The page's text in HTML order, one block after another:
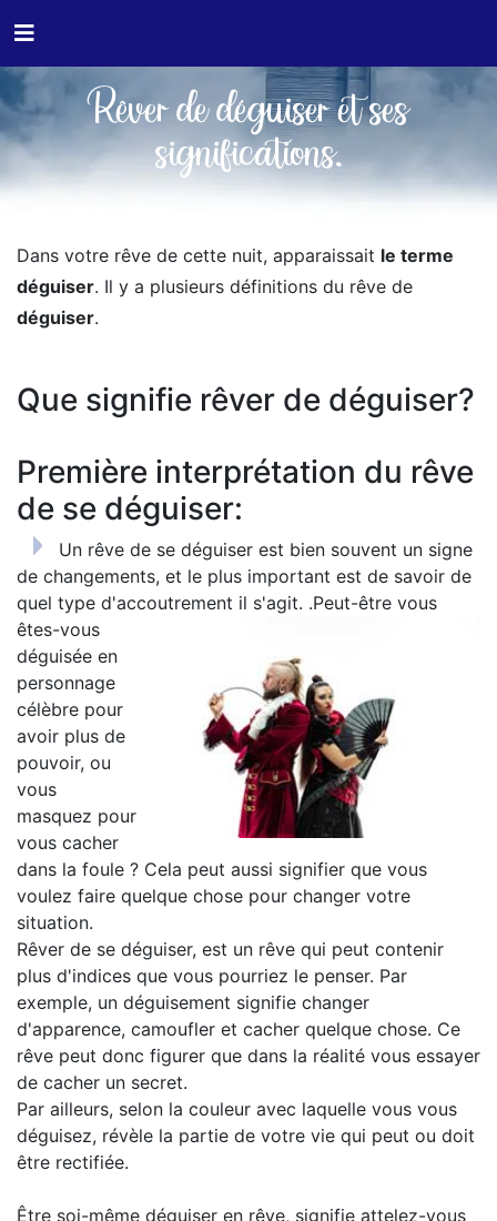
Rêver de déguiser et ses
significations.
Dans votre rêve de cette nuit, apparaissait le terme
déguiser. Il y a plusieurs définitions du rêve de
déguiser.
Que signifie rêver de déguiser?
Première interprétation du rêve
de se déguiser:
Un rêve de se déguiser est bien souvent un signe
de changements, et le plus important est de savoir de
quel type d'accoutrement il s'agit. .Peut-être vous
êtes-vous
déguisée en
personnage
célèbre pour
avoir plus de
pouvoir, ou
vous
masquez pour
vous cacher
dans la foule ? Cela peut aussi signifier que vous
voulez faire quelque chose pour changer votre
situation.
Rêver de se déguiser, est un rêve qui peut contenir
plus d'indices que vous pourriez le penser. Par
exemple, un déguisement signifie changer
d'apparence, camoufler et cacher quelque chose. Ce
rêve peut donc figurer que dans la réalité vous essayer
de cacher un secret.
Par ailleurs, selon la couleur avec laquelle vous vous
déguisez, révèle la partie de votre vie qui peut ou doit
être rectifiée.
Être soi-même déguiser en rêve, signifie attelez-vous